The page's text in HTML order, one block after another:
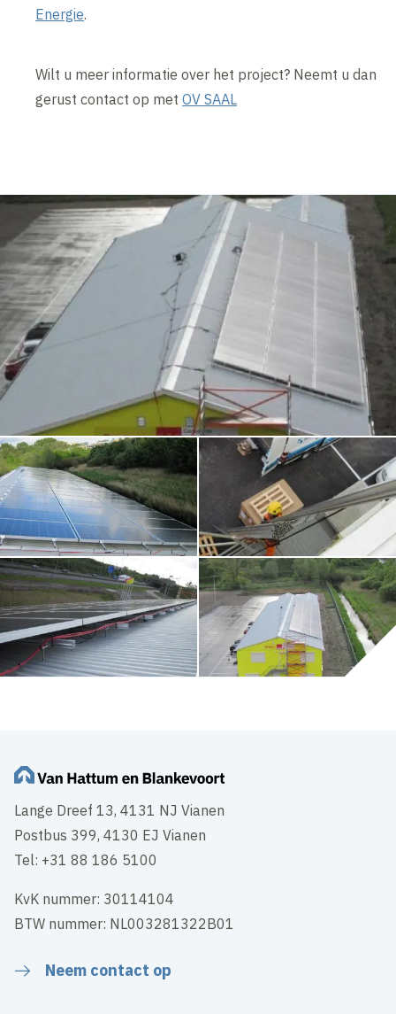
Energie.
Wilt u meer informatie over het project? Neemt u dan
gerust contact op metOV SAAL
Lange Dreef 13, 4131 NJ Vianen
Postbus 399, 4130 EJ Vianen
Tel: +31 88 186 5100
KvK nummer: 30114104
BTW nummer: NL003281322B01
Neem contact op